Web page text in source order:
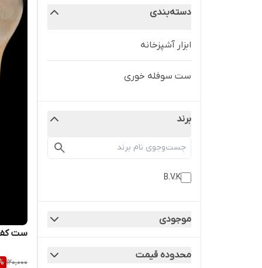
دسته‌بندی
ابزار آشپزخانه
ست سوفله خوری
برند
B.V.K
موجودی
محدوده قیمت
ست
120,000